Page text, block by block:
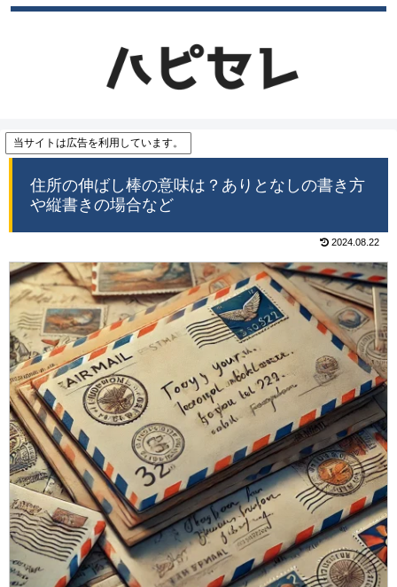
当サイトは広告を利用しています。
住所の伸ばし棒の意味は？ありとなしの書き方
や縦書きの場合など
2024.08.22